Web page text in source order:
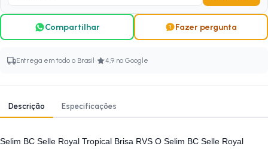
Compartilhar Fazer pergunta
Entrega em todo o Brasil · 4,9 no Google
Descrição Especificações
Selim BC Selle Royal Tropical Brisa RVS O Selim BC Selle Royal